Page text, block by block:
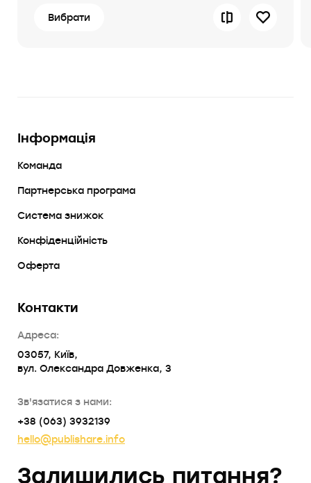
Вибрати
Інформація
Команда
Партнерська програма
Система знижок
Конфіденційність
Оферта
Контакти
Адреса:
03057, Київ,
вул. Олександра Довженка, 3
Зв'язатися з нами:
+38 (063) 3932139
hello@publishare.info
Залишились питання?